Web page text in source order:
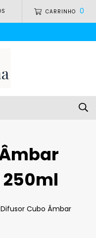
CARRINHO 0
Difusor Cubo Âmbar